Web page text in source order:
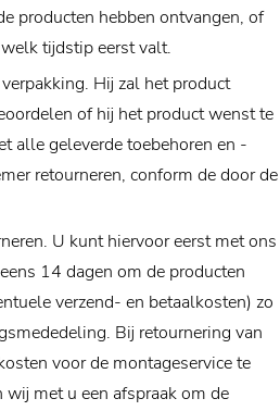
producten hebben ontvangen, of
tijdstip eerst valt.
Hij zal het product
of hij het product wenst te
alle geleverde toebehoren en -
retourneren, conform de door de
U kunt hiervoor eerst met ons
14 dagen om de producten
verzend- en betaalkosten) zo
Bij retournering van
voor de montageservice te
met u een afspraak om de